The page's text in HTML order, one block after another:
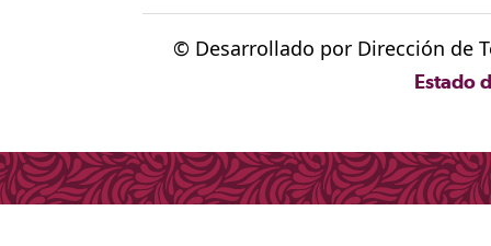
© Desarrollado por Dirección de
Estado